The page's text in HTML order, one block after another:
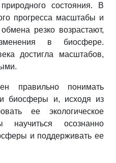
состояния. В
прогресса масштабы и
резко возрастают,
в биосфере.
достигла масштабов,
правильно понимать
биосферы и, исходя из
ее экологическое
осознанно
и поддерживать ее